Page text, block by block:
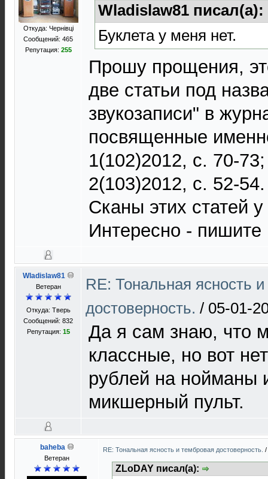
Откуда: Чернівці
Сообщений: 465
Репутация: 255
Wladislaw81 писал(а):
Буклета у меня нет.
Прошу прощения,
две статьи под
звукозаписи" в
посвященные
1(102)2012, с. 70-73;
2(103)2012, с. 52-54.
Сканы этих статей
Интересно - пишите
Wladislaw81
Ветеран
Откуда: Тверь
Сообщений: 832
Репутация: 15
RE: Тональная ясность
достоверность. / 05-01-
Да я сам знаю, что
классные, но вот
рублей на нойманы
микшерный пульт.
baheba
Ветеран
RE: Тональная ясность и тембровая достоверность. /
ZLoDAY писал(а):